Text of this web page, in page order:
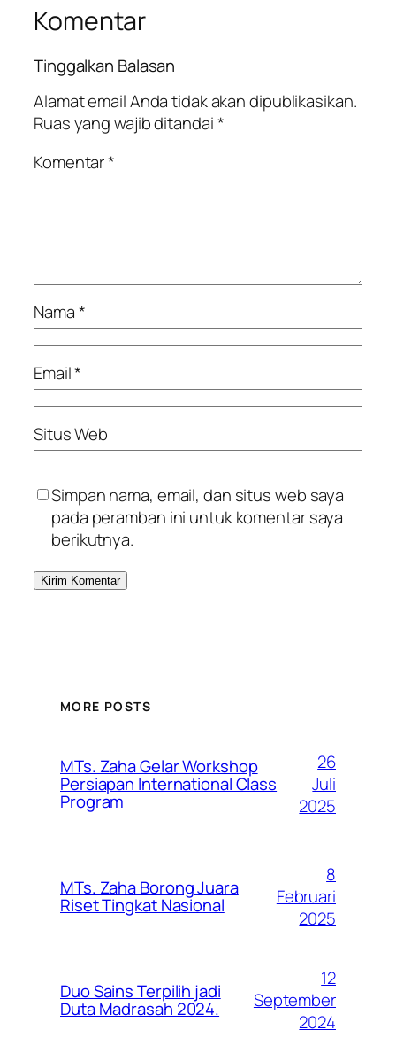
Komentar
Tinggalkan Balasan
Alamat email Anda tidak akan dipublikasikan.
Ruas yang wajib ditandai*
Komentar*
Nama*
Email*
Situs Web
Simpan nama, email, dan situs web saya
pada peramban ini untuk komentar saya
berikutnya.
MORE POSTS
MTs. Zaha Gelar Workshop
Persiapan International Class
Program
26
Juli
2025
MTs. Zaha Borong Juara
Riset Tingkat Nasional
8
Februari
2025
Duo Sains Terpilih jadi
Duta Madrasah 2024.
12
September
2024